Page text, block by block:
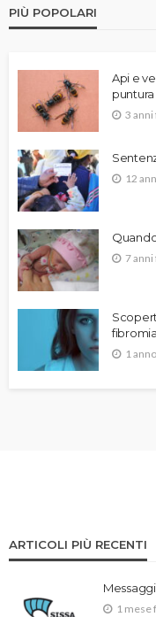
PIÙ POPOLARI
Api e
puntura
3 anni
12
7 anni
1
ARTICOLI PIÙ RECENTI
1 mese